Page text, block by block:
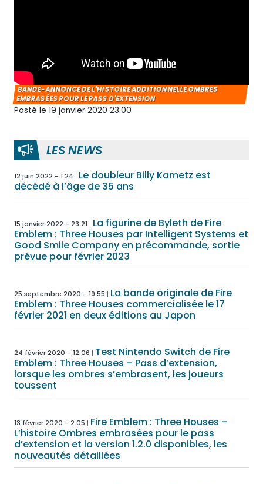
BANDE-ANNONCE DE L'HISTOIRE ADDITIONNELLE OMBRES
EMBRASÉES POUR LE PASS D'EXTENSION
Posté le 19 janvier 2020 23:00
LES NEWS
12 juin 2022 - 1:24
Le doubleur Billy Kametz est
décédé à l’âge de 35 ans
15 janvier 2022 - 23:21
La figurine de Byleth de Fire
Emblem : Three Houses par Intelligent Systems et
Good Smile Company en précommande, sortie
prévue pour février 2023
25 septembre 2020 - 19:55
La bande originale de Fire
Emblem : Three Houses commercialisée le 17
février 2021 en deux éditions au Japon
24 février 2020 - 12:06
Test Nintendo Switch de Fire
Emblem : Three Houses – Pass d’extension,
lorsque les ombres s’embrasent, les joueurs
toussent
13 février 2020 - 2:05
Fire Emblem : Three Houses –
L’histoire Ombres embrasées pour le pass
d’extension et la version 1.2.0 disponibles, les
nouveautés détaillées